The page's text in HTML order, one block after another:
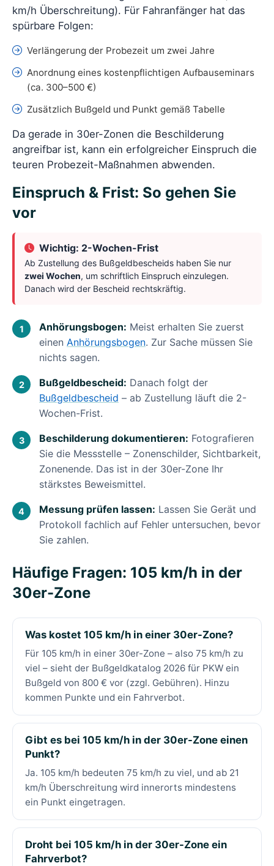
km/h Überschreitung). Für Fahranfänger hat das
spürbare Folgen:
Verlängerung der Probezeit um zwei Jahre
Anordnung eines kostenpflichtigen Aufbauseminars
(ca. 300–500 €)
Zusätzlich Bußgeld und Punkt gemäß Tabelle
Da gerade in 30er-Zonen die Beschilderung
angreifbar ist, kann ein erfolgreicher Einspruch die
teuren Probezeit-Maßnahmen abwenden.
Einspruch & Frist: So gehen Sie
vor
Wichtig: 2-Wochen-Frist
Ab Zustellung des Bußgeldbescheids haben Sie nur
zwei Wochen, um schriftlich Einspruch einzulegen.
Danach wird der Bescheid rechtskräftig.
Anhörungsbogen: Meist erhalten Sie zuerst
einen Anhörungsbogen. Zur Sache müssen Sie
nichts sagen.
Bußgeldbescheid: Danach folgt der
Bußgeldbescheid – ab Zustellung läuft die 2-
Wochen-Frist.
Beschilderung dokumentieren: Fotografieren
Sie die Messstelle – Zonenschilder, Sichtbarkeit,
Zonenende. Das ist in der 30er-Zone Ihr
stärkstes Beweismittel.
Messung prüfen lassen: Lassen Sie Gerät und
Protokoll fachlich auf Fehler untersuchen, bevor
Sie zahlen.
Häufige Fragen: 105 km/h in der
30er-Zone
Was kostet 105 km/h in einer 30er-Zone?
Für 105 km/h in einer 30er-Zone – also 75 km/h zu
viel – sieht der Bußgeldkatalog 2026 für PKW ein
Bußgeld von 800 € vor (zzgl. Gebühren). Hinzu
kommen Punkte und ein Fahrverbot.
Gibt es bei 105 km/h in der 30er-Zone einen
Punkt?
Ja. 105 km/h bedeuten 75 km/h zu viel, und ab 21
km/h Überschreitung wird innerorts mindestens
ein Punkt eingetragen.
Droht bei 105 km/h in der 30er-Zone ein
Fahrverbot?